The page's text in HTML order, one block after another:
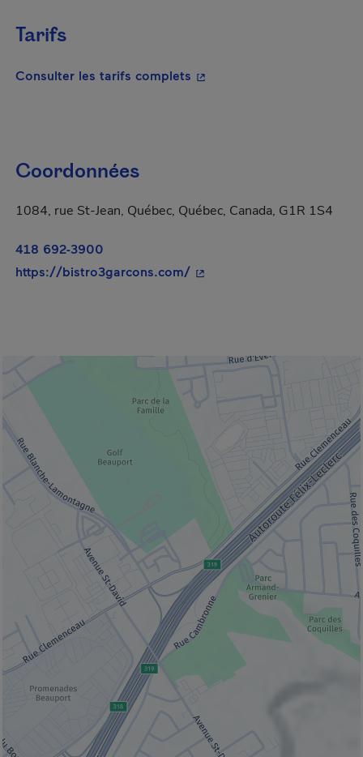
Tarifs
Consulter les tarifs complets - Cet hyperlien s'ouvrira
Coordonnées
1084, rue St-Jean, Québec, Québec, Canada, G1R 1S4
418 692-3900
https://bistro3garcons.com/- Cet hyperlien s'ouvrira